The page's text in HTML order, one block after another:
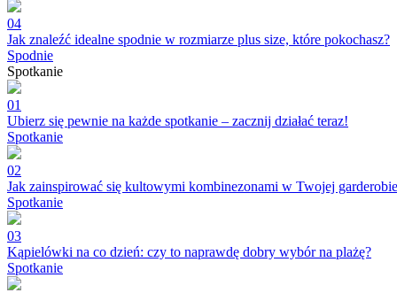
04
Jak znaleźć idealne spodnie w rozmiarze plus size, które pokochasz?
Spodnie
Spotkanie
01
Ubierz się pewnie na każde spotkanie – zacznij działać teraz!
Spotkanie
02
Jak zainspirować się kultowymi kombinezonami w Twojej
Spotkanie
03
Kąpielówki na co dzień: czy to naprawdę dobry wybór na plażę?
Spotkanie